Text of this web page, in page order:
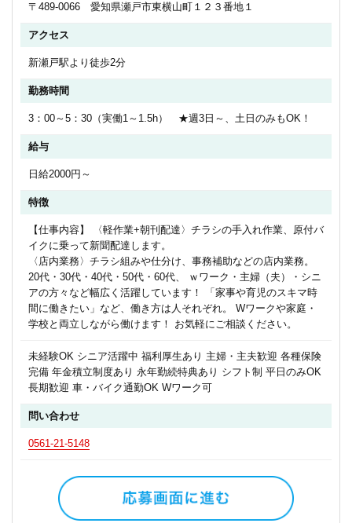
〒489-0066 愛知県瀬戸市東横山町１２３番地１
アクセス
新瀬戸駅より徒歩2分
勤務時間
3：00～5：30（実働1～1.5h） ★週3日～、土日のみもOK！
給与
日給2000円～
特徴
【仕事内容】 〈軽作業+朝刊配達〉チラシの手入れ作業、原付バ
イクに乗って新聞配達します。
〈店内業務〉チラシ組みや仕分け、事務補助などの店内業務。
20代・30代・40代・50代・60代、 ｗワーク・主婦（夫）・シニ
アの方々など幅広く活躍しています！ 「家事や育児のスキマ時
間に働きたい」など、働き方は人それぞれ。 Wワークや家庭・
学校と両立しながら働けます！ お気軽にご相談ください。
未経験OK シニア活躍中 福利厚生あり 主婦・主夫歓迎 各種保険
完備 年金積立制度あり 永年勤続特典あり シフト制 平日のみOK
長期歓迎 車・バイク通勤OK Wワーク可
問い合わせ
0561-21-5148